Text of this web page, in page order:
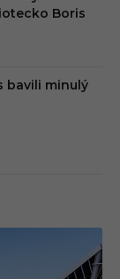
Boris
bavili minulý